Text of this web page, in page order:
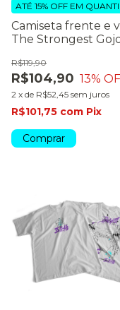
Camiseta frente e
The Strongest
R$104,90
R$119,90
13%
2 x de R$52,45 sem juros
ATÉ 15% OFF EM
R$101,75 com Pix
Comprar